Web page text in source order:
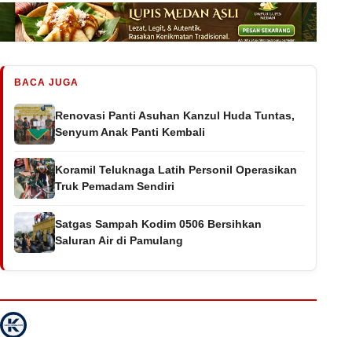
BACA JUGA
Renovasi Panti Asuhan Kanzul Huda Tuntas,
Senyum Anak Panti Kembali
Koramil Teluknaga Latih Personil Operasikan
Truk Pemadam Sendiri
Satgas Sampah Kodim 0506 Bersihkan
Saluran Air di Pamulang